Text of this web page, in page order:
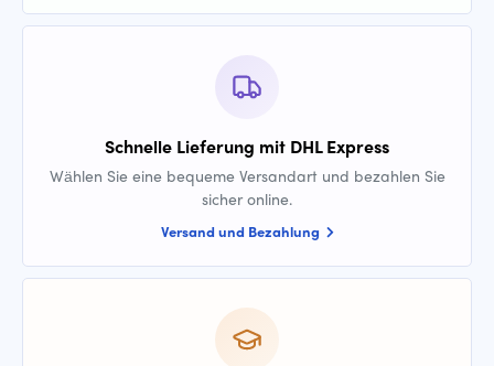
Schnelle Lieferung mit DHL Express
Wählen Sie eine bequeme Versandart und bezahlen Sie
sicher online.
Versand und Bezahlung